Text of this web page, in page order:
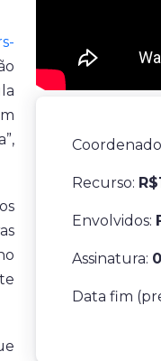
Recurso:
Envolvidos:
Assinatura:
Data fim